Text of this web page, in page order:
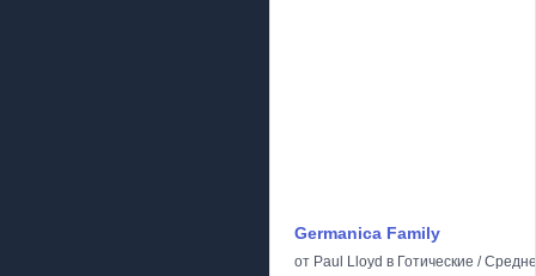
Germanica Family
от Paul Lloyd в Готические /